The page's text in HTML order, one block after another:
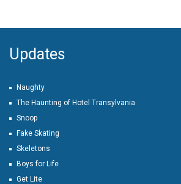
Updates
Naughty
The Haunting of Hotel Transylvania
Snoop
Fake Skating
Skeletons
Boys for Life
Get Lite